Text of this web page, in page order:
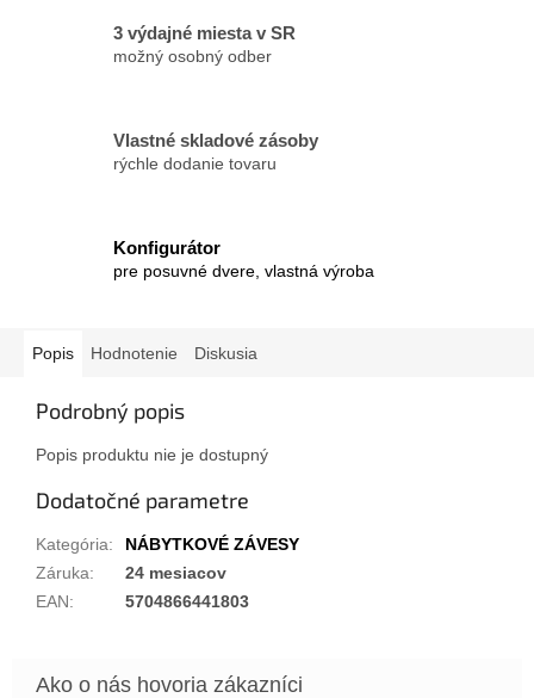
3 výdajné miesta v SR
možný osobný odber
Vlastné skladové zásoby
rýchle dodanie tovaru
Konfigurátor
pre posuvné dvere, vlastná výroba
Popis Hodnotenie Diskusia
Podrobný popis
Popis produktu nie je dostupný
Dodatočné parametre
Kategória:
NÁBYTKOVÉ ZÁVESY
Záruka:
24 mesiacov
EAN: 5704866441803